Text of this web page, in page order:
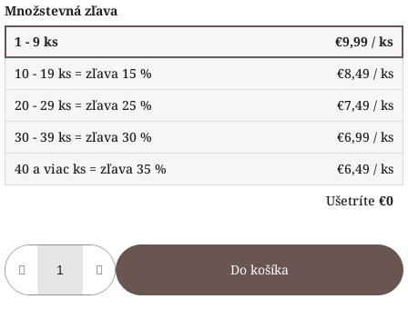
Množstevná zľava
1 - 9 ks
€9,99 / ks
10 - 19 ks = zľava 15 %
€8,49 / ks
20 - 29 ks = zľava 25 %
€7,49 / ks
30 - 39 ks = zľava 30 %
€6,99 / ks
40 a viac ks = zľava 35 %
€6,49 / ks
Ušetríte €0
Do košíka